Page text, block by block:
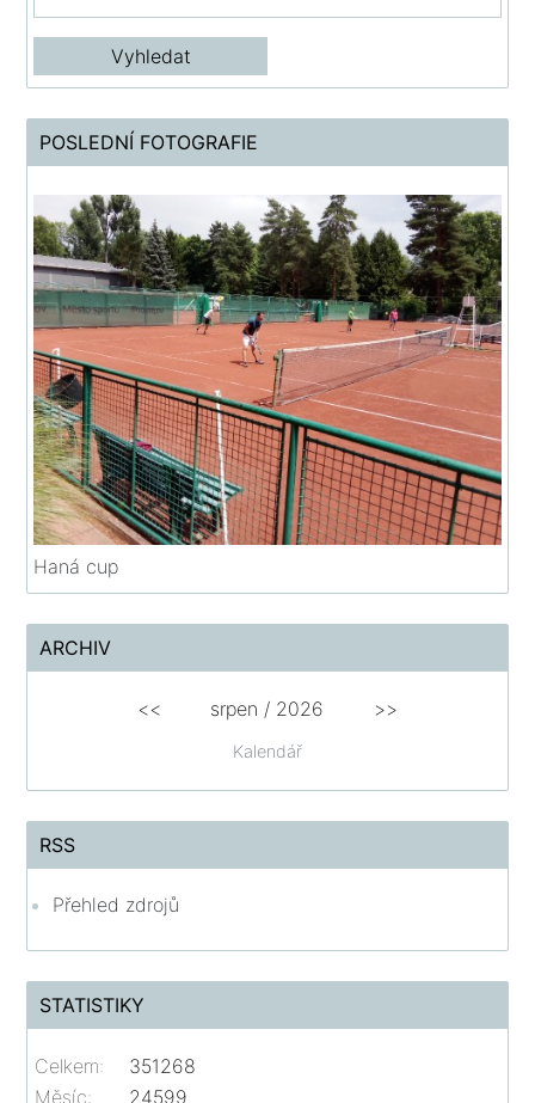
POSLEDNÍ FOTOGRAFIE
Haná cup
ARCHIV
Kalendář
<< srpen / 2026 >>
RSS
Přehled zdrojů
STATISTIKY
Celkem:
351268
Měsíc:
24599